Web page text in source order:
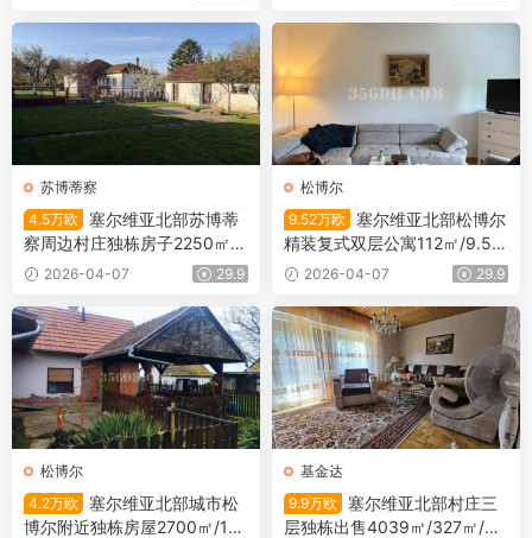
苏博蒂察
4.5万欧
塞尔维亚北部苏博蒂
察周边村庄独栋房子2250㎡/
4.5万欧
2026-04-07 29.9
松博尔
9.52万欧
塞尔维亚北部松博尔
精装复式双层公寓112㎡/9.5万
欧 2026-04-07 29.9
松博尔
4.2万欧
塞尔维亚北部城市松
博尔附近独栋房屋2700㎡/120
基金达
9.9万欧
塞尔维亚北部村庄三
层独栋出售4039㎡/327㎡/9.